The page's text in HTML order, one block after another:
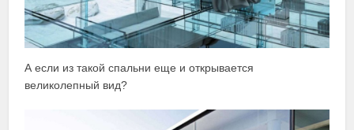
А если из такой спальни еще и открывается
великолепный вид?